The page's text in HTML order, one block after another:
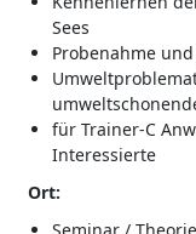
Sees
Probenahme
für Trainer-C
Interessierte
Ort: